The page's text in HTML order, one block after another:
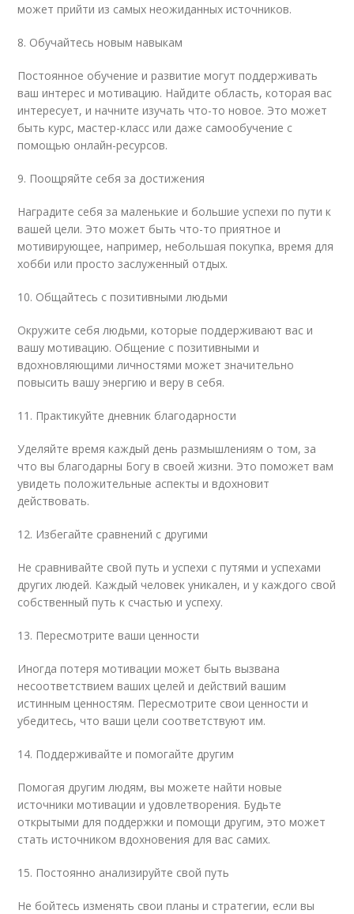
может прийти из самых неожиданных источников.
8. Обучайтесь новым навыкам
Постоянное обучение и развитие могут поддерживать
ваш интерес и мотивацию. Найдите область, которая вас
интересует, и начните изучать что-то новое. Это может
быть курс, мастер-класс или даже самообучение с
помощью онлайн-ресурсов.
9. Поощряйте себя за достижения
Наградите себя за маленькие и большие успехи по пути к
вашей цели. Это может быть что-то приятное и
мотивирующее, например, небольшая покупка, время для
хобби или просто заслуженный отдых.
10. Общайтесь с позитивными людьми
Окружите себя людьми, которые поддерживают вас и
вашу мотивацию. Общение с позитивными и
вдохновляющими личностями может значительно
повысить вашу энергию и веру в себя.
11. Практикуйте дневник благодарности
Уделяйте время каждый день размышлениям о том, за
что вы благодарны Богу в своей жизни. Это поможет вам
увидеть положительные аспекты и вдохновит
действовать.
12. Избегайте сравнений с другими
Не сравнивайте свой путь и успехи с путями и успехами
других людей. Каждый человек уникален, и у каждого свой
собственный путь к счастью и успеху.
13. Пересмотрите ваши ценности
Иногда потеря мотивации может быть вызвана
несоответствием ваших целей и действий вашим
истинным ценностям. Пересмотрите свои ценности и
убедитесь, что ваши цели соответствуют им.
14. Поддерживайте и помогайте другим
Помогая другим людям, вы можете найти новые
источники мотивации и удовлетворения. Будьте
открытыми для поддержки и помощи другим, это может
стать источником вдохновения для вас самих.
15. Постоянно анализируйте свой путь
Не бойтесь изменять свои планы и стратегии, если вы